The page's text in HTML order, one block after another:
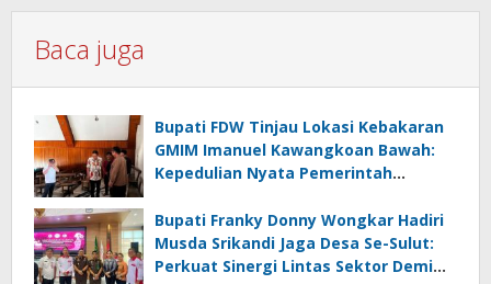
Baca juga
Bupati FDW Tinjau Lokasi Kebakaran
GMIM Imanuel Kawangkoan Bawah:
Kepedulian Nyata Pemerintah
Terdampak
Bupati Franky Donny Wongkar Hadiri
Musda Srikandi Jaga Desa Se-Sulut:
Perkuat Sinergi Lintas Sektor Demi